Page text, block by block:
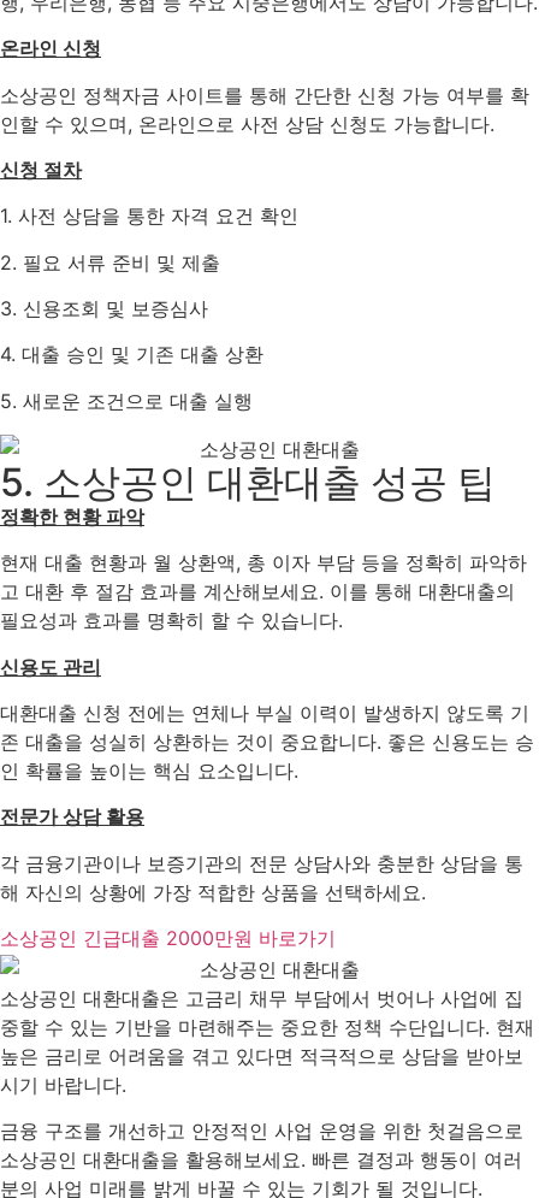
온라인 신청
소상공인 정책자금 사이트를 통해 간단한 신청 가능 여부를 확
인할 수 있으며, 온라인으로 사전 상담 신청도 가능합니다.
신청 절차
1. 사전 상담을 통한 자격 요건 확인
2. 필요 서류 준비 및 제출
3. 신용조회 및 보증심사
4. 대출 승인 및 기존 대출 상환
5. 새로운 조건으로 대출 실행
5. 소상공인 대환대출 성공 팁
정확한 현황 파악
현재 대출 현황과 월 상환액, 총 이자 부담 등을 정확히 파악하
고 대환 후 절감 효과를 계산해보세요. 이를 통해 대환대출의
필요성과 효과를 명확히 할 수 있습니다.
신용도 관리
대환대출 신청 전에는 연체나 부실 이력이 발생하지 않도록 기
존 대출을 성실히 상환하는 것이 중요합니다. 좋은 신용도는 승
인 확률을 높이는 핵심 요소입니다.
전문가 상담 활용
각 금융기관이나 보증기관의 전문 상담사와 충분한 상담을 통
해 자신의 상황에 가장 적합한 상품을 선택하세요.
소상공인 긴급대출 2000만원 바로가기
소상공인 대환대출은 고금리 채무 부담에서 벗어나 사업에 집
중할 수 있는 기반을 마련해주는 중요한 정책 수단입니다. 현재
높은 금리로 어려움을 겪고 있다면 적극적으로 상담을 받아보
시기 바랍니다.
금융 구조를 개선하고 안정적인 사업 운영을 위한 첫걸음으로
소상공인 대환대출을 활용해보세요. 빠른 결정과 행동이 여러
분의 사업 미래를 밝게 바꿀 수 있는 기회가 될 것입니다.